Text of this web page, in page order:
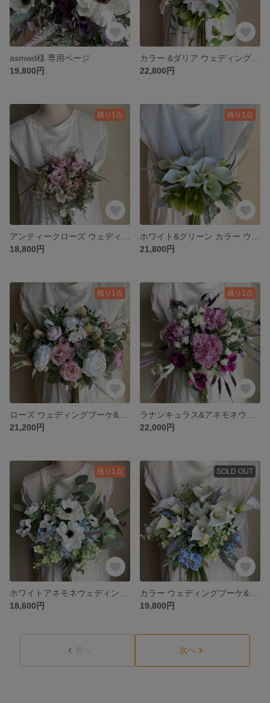
asmwd様 専用ページ
19,800円
22,800円
残り1点
18,800円
残り1点
21,800円
残り1点
21,200円
残り1点
22,000円
残り1点
18,600円
SOLD OUT
19,800円
前へ 次へ